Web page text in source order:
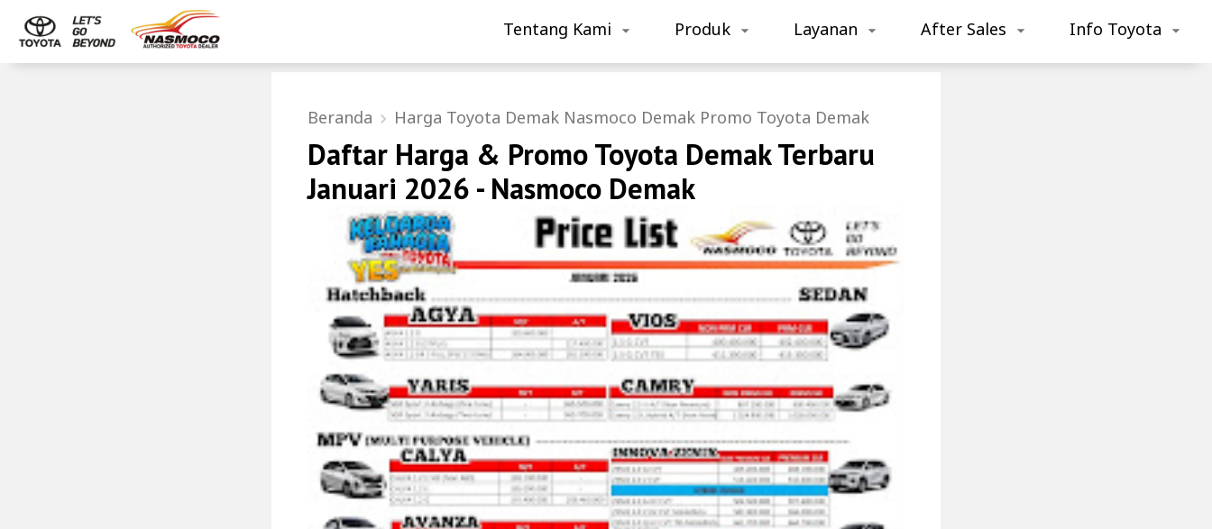
Tentang Kami Produk Layanan After Sales Info Toyota
Beranda Harga Toyota Demak Nasmoco Demak Promo Toyota Demak
Daftar Harga & Promo Toyota Demak Terbaru
Januari 2026 - Nasmoco Demak